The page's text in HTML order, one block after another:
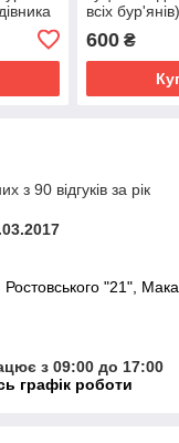
всіх
600₴
з 90 відгуків за рік
"21",
з 09:00 до 17:00
графік роботи